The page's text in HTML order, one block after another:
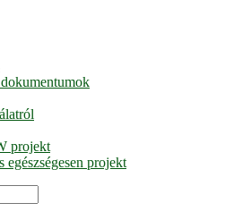
dokumentumok
projekt
egészségesen projekt